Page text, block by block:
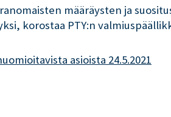
määräysten ja
korostaa PTY:n
asioista 24.5.2021